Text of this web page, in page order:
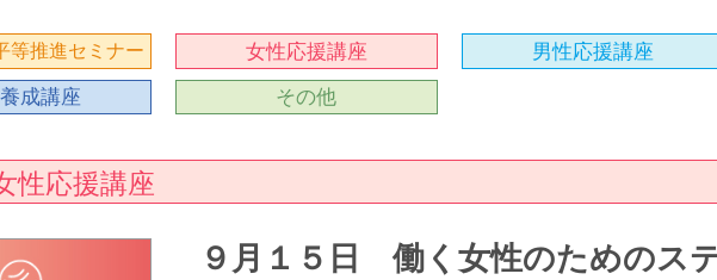
等推進セミナー 女性応援講座
男性応援講座
成講座
その他
性応援講座
９月１５日 働く女性のためのス